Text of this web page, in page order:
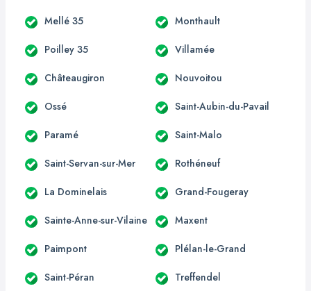
Mellé 35 Monthault
Poilley 35 Villamée
Châteaugiron Nouvoitou
Ossé Saint-Aubin-du-Pavail
Paramé Saint-Malo
Saint-Servan-sur-Mer Rothéneuf
La Dominelais Grand-Fougeray
Sainte-Anne-sur-Vilaine Maxent
Paimpont Plélan-le-Grand
Saint-Péran Treffendel